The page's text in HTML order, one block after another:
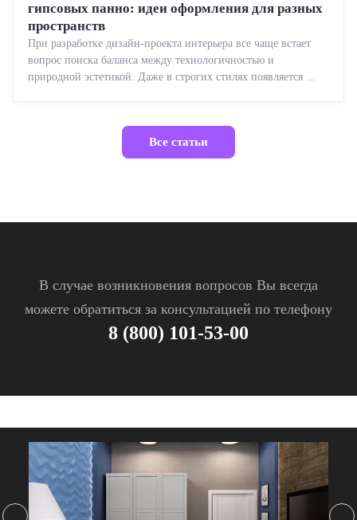
гипсовых панно: идеи оформления для разных
пространств
При разработке дизайн-проекта интерьера все чаще встает
вопрос поиска баланса между технологичностью и
природной эстетикой. Даже в строгих стилях появляется ...
Все статьи
В случае возникновения вопросов Вы всегда
можете обратиться за консультацией по телефону
8 (800) 101-53-00